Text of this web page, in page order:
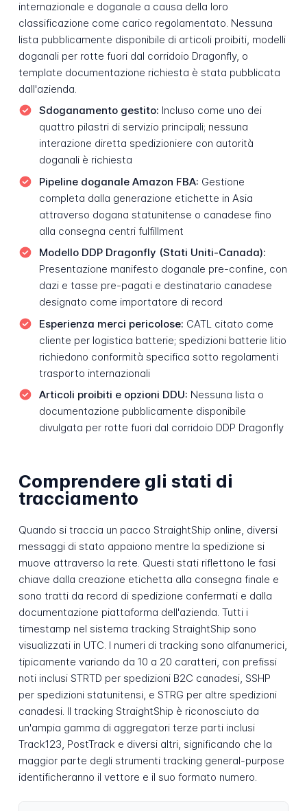
internazionale e doganale a causa della loro
classificazione come carico regolamentato. Nessuna
lista pubblicamente disponibile di articoli proibiti, modelli
doganali per rotte fuori dal corridoio Dragonfly, o
template documentazione richiesta è stata pubblicata
dall'azienda.
Sdoganamento gestito: Incluso come uno dei
quattro pilastri di servizio principali; nessuna
interazione diretta spedizioniere con autorità
doganali è richiesta
Pipeline doganale Amazon FBA: Gestione
completa dalla generazione etichette in Asia
attraverso dogana statunitense o canadese fino
alla consegna centri fulfillment
Modello DDP Dragonfly (Stati Uniti-Canada):
Presentazione manifesto doganale pre-confine, con
dazi e tasse pre-pagati e destinatario canadese
designato come importatore di record
Esperienza merci pericolose: CATL citato come
cliente per logistica batterie; spedizioni batterie litio
richiedono conformità specifica sotto regolamenti
trasporto internazionali
Articoli proibiti e opzioni DDU: Nessuna lista o
documentazione pubblicamente disponibile
divulgata per rotte fuori dal corridoio DDP Dragonfly
Comprendere gli stati di
tracciamento
Quando si traccia un pacco StraightShip online, diversi
messaggi di stato appaiono mentre la spedizione si
muove attraverso la rete. Questi stati riflettono le fasi
chiave dalla creazione etichetta alla consegna finale e
sono tratti da record di spedizione confermati e dalla
documentazione piattaforma dell'azienda. Tutti i
timestamp nel sistema tracking StraightShip sono
visualizzati in UTC. I numeri di tracking sono alfanumerici,
tipicamente variando da 10 a 20 caratteri, con prefissi
noti inclusi STRTD per spedizioni B2C canadesi, SSHP
per spedizioni statunitensi, e STRG per altre spedizioni
canadesi. Il tracking StraightShip è riconosciuto da
un'ampia gamma di aggregatori terze parti inclusi
Track123, PostTrack e diversi altri, significando che la
maggior parte degli strumenti tracking general-purpose
identificheranno il vettore e il suo formato numero.